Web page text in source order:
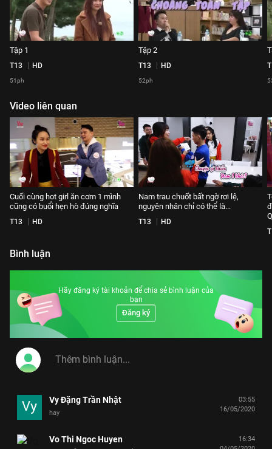
Tập 1
T13 HD
51ph
Tập 2
T13 HD
52ph
Video liên quan
Cuối cùng hot girl ăn cơm 1 mình
cũng có buổi hẹn hò đúng nghĩa
T13 HD
Nam trau chuốt bất ngờ rơi lệ,
nguyên nhân chỉ có thể là...
T13 HD
Bình luận
Hãy đăng ký tài khoản để chia sẻ bình luận của
bạn
Đăng ký
Vy Đặng Trần Nhật
hay
03:55
16/05/2020
Vo Thi Ngoc Huyen
16:34